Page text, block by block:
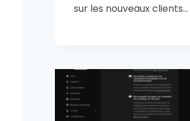
sur les nouveaux clients…